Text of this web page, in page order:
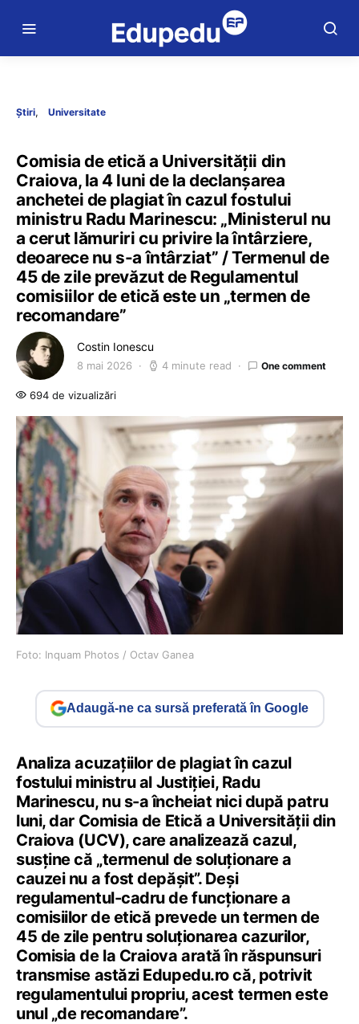
Știri Universitate
Comisia de etică a Universității din
Craiova, la 4 luni de la declanșarea
anchetei de plagiat în cazul fostului
ministru Radu Marinescu: „Ministerul nu
a cerut lămuriri cu privire la întârziere,
deoarece nu s-a întârziat” / Termenul de
45 de zile prevăzut de Regulamentul
comisiilor de etică este un „termen de
recomandare”
Costin Ionescu
8 mai 2026 4 minute read One comment
694 de vizualizări
Foto: Inquam Photos / Octav Ganea
Adaugă-ne ca sursă preferată în Google
Analiza acuzațiilor de plagiat în cazul
fostului ministru al Justiției, Radu
Marinescu, nu s-a încheiat nici după patru
luni, dar Comisia de Etică a Universității din
Craiova (UCV), care analizează cazul,
susține că „termenul de soluționare a
cauzei nu a fost depășit”. Deși
regulamentul-cadru de funcționare a
comisiilor de etică prevede un termen de
45 de zile pentru soluționarea cazurilor,
Comisia de la Craiova arată în răspunsuri
transmise astăzi Edupedu.ro că, potrivit
regulamentului propriu, acest termen este
unul „de recomandare”.